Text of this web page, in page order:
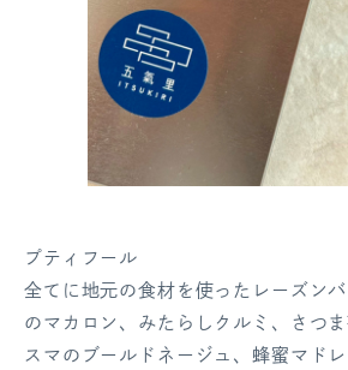
プティフール
全てに地元の食材を使ったレーズン
のマカロン、みたらしクルミ、さつ
スマのブールドネージュ、蜂蜜マド